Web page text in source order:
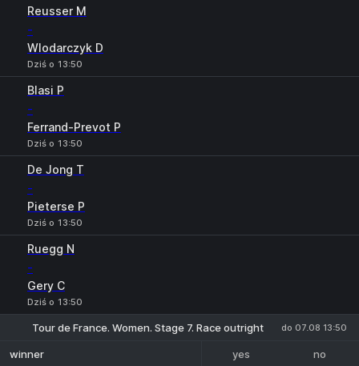
Reusser M
-
Wlodarczyk D
Dziś o 13:50
Blasi P
-
Ferrand-Prevot P
Dziś o 13:50
De Jong T
-
Pieterse P
Dziś o 13:50
Ruegg N
-
Gery C
Dziś o 13:50
Tour de France. Women. Stage 7. Race outright do 07.08 13:50
winner yes no